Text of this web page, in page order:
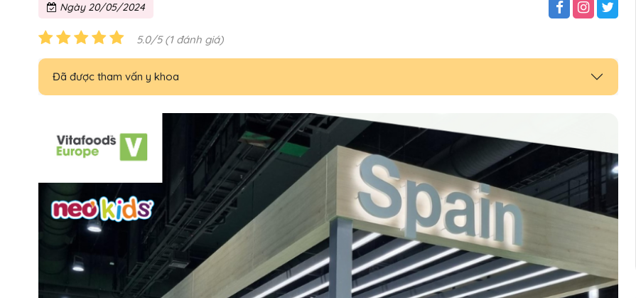
Ngày 20/05/2024
5.0/5 (1 đánh giá)
Đã được tham vấn y khoa
Ông Oriol Soriano Artigas - Giám đốc thị
trường quốc tế tập đoàn Neovitalhealth Tây
Ban Nha
Ông Oriol Soriano Artigas - Giám đốc thị
trường quốc tế tập đoàn Neovitalhealth Tây
Ban Nha